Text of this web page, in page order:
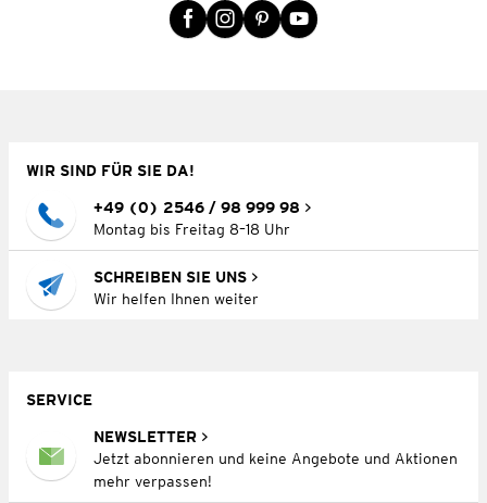
WIR SIND FÜR SIE DA!
+49 (0) 2546 / 98 999 98
Montag bis Freitag 8–18 Uhr
SCHREIBEN SIE UNS
Wir helfen Ihnen weiter
SERVICE
NEWSLETTER
Jetzt abonnieren und keine Angebote und Aktionen
mehr verpassen!